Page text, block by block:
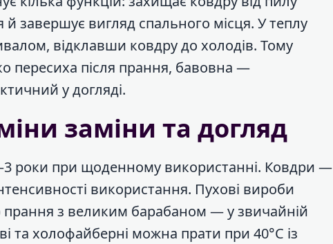
завершує вигляд спального місця. У теплу
відклавши ковдру до холодів. Тому
пересиха після прання, бавовна —
у догляді.
заміни та догляд
роки при щоденному використанні. Ковдри —
використання. Пухові вироби
з великим барабаном — у звичайній
холофайберні можна прати при 40°C із